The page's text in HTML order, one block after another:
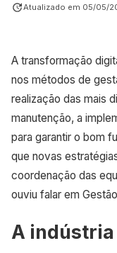
Atualizado em 05/05/
A transformação
nos métodos de
realização das mais
manutenção, a
para garantir o bom
que novas
coordenação das
ouviu falar em
A